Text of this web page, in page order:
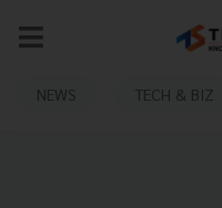
NEWS TECH & BIZ